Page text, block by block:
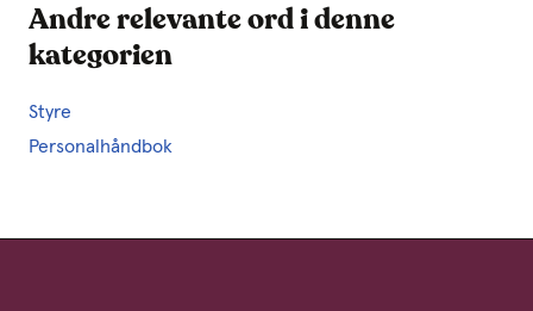
Andre relevante ord i denne
kategorien
Styre
Personalhåndbok